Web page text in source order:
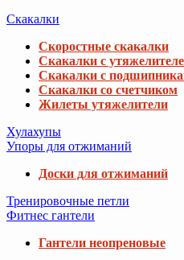
Скакалки
Скоростные скакалки
Скакалки с
Скакалки с
Скакалки со счетчиком
Жилеты утяжелители
Хулахупы
Упоры для отжиманий
Доски для отжиманий
Тренировочные петли
Фитнес гантели
Гантели неопреновые